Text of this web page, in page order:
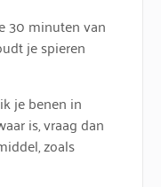
30 minuten van
je spieren
je benen in
is, vraag dan
zoals